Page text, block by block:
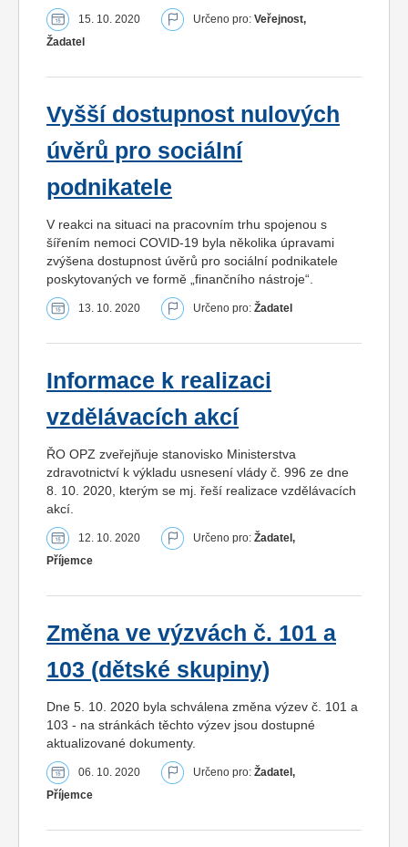
15. 10. 2020 Určeno pro: Veřejnost,
Žadatel
Vyšší dostupnost nulových
úvěrů pro sociální
podnikatele
V reakci na situaci na pracovním trhu spojenou s
šířením nemoci COVID-19 byla několika úpravami
zvýšena dostupnost úvěrů pro sociální podnikatele
poskytovaných ve formě „finančního nástroje“.
13. 10. 2020 Určeno pro: Žadatel
Informace k realizaci
vzdělávacích akcí
ŘO OPZ zveřejňuje stanovisko Ministerstva
zdravotnictví k výkladu usnesení vlády č. 996 ze dne
8. 10. 2020, kterým se mj. řeší realizace vzdělávacích
akcí.
12. 10. 2020 Určeno pro: Žadatel,
Příjemce
Změna ve výzvách č. 101 a
103 (dětské skupiny)
Dne 5. 10. 2020 byla schválena změna výzev č. 101 a
103 - na stránkách těchto výzev jsou dostupné
aktualizované dokumenty.
06. 10. 2020 Určeno pro: Žadatel,
Příjemce